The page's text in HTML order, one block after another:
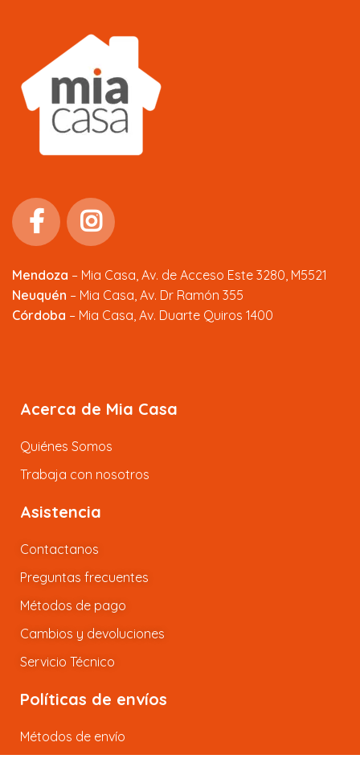
Mendoza – Mia Casa, Av. de Acceso Este 3280, M5521
Neuquén – Mia Casa, Av. Dr Ramón 355
Córdoba – Mia Casa, Av. Duarte Quiros 1400
Acerca de Mia Casa
Quiénes Somos
Trabaja con nosotros
Asistencia
Contactanos
Preguntas frecuentes
Métodos de pago
Cambios y devoluciones
Servicio Técnico
Políticas de envíos
Métodos de envío